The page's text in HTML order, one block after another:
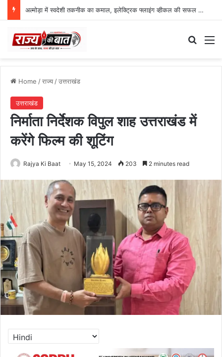
अल्मोड़ा में स्वदेशी तकनीक का कमाल, इलेक्ट्रिक फ्लाइंग व्हीकल की सफल ट्रायल उड़ान
Home /राज्य/उत्तराखंड
उत्तराखंड
निर्माता निर्देशक विपुल शाह उत्तराखंड में
करेंगे फिल्म की शूटिंग
Rajya Ki Baat May 15, 2024 203 2 minutes read